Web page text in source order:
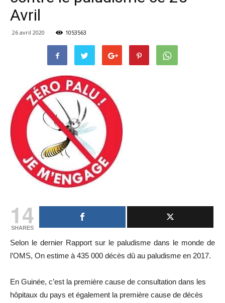
Avril
26 avril 2020 1053563
14
SHARES
Selon le dernier Rapport sur le paludisme dans le monde de
l’OMS, On estime à 435 000 décès dû au paludisme en 2017.
En Guinée, c’est la première cause de consultation dans les
hôpitaux du pays et également la première cause de décès